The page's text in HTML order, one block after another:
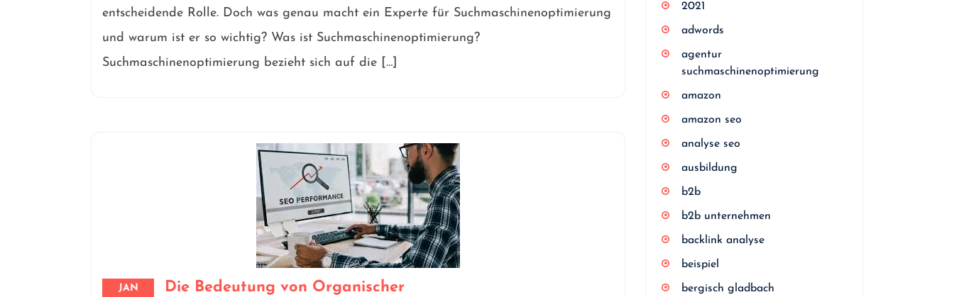
entscheidende Rolle. Doch was genau macht ein Experte für Suchmaschinenoptimierung
und warum ist er so wichtig? Was ist Suchmaschinenoptimierung?
Suchmaschinenoptimierung bezieht sich auf die […]
JAN Die Bedeutung von Organischer
2021
adwords
agentur
suchmaschinenoptimierung
amazon
amazon seo
analyse seo
ausbildung
b2b
b2b unternehmen
backlink analyse
beispiel
bergisch gladbach